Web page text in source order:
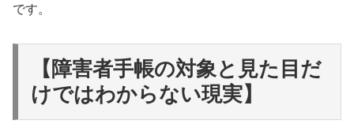
です。
【障害者手帳の対象と見た目だ
けではわからない現実】